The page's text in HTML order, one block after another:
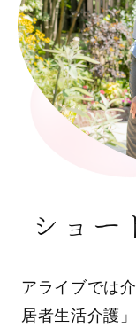
ショー
アライブでは
居者生活介護